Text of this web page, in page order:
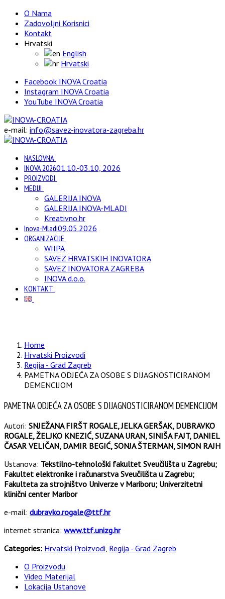
O Nama
Zadovoljni Korisnici
Kontakt
Hrvatski
English
Hrvatski
Facebook INOVA Croatia
Instagram INOVA Croatia
YouTube INOVA Croatia
e-mail: info@savez-inovatora-zagreba.hr
NASLOVNA
INOVA 202601.10.-03.10, 2026
PROIZVODI
MEDIJI
GALERIJA INOVA
GALERIJA INOVA-MLADI
Kreativno.hr
Inova-Mladi09.05.2026
ORGANIZACIJE
WIIPA
SAVEZ HRVATSKIH INOVATORA
SAVEZ INOVATORA ZAGREBA
INOVA d.o.o.
KONTAKT
Home
Hrvatski Proizvodi
Regija - Grad Zagreb
PAMETNA ODJEĆA ZA OSOBE S DIJAGNOSTICIRANOM
DEMENCIJOM
PAMETNA ODJEĆA ZA OSOBE S DIJAGNOSTICIRANOM DEMENCIJOM
Autori: SNJEŽANA FIRŠT ROGALE, JELKA GERŠAK, DUBRAVKO
ROGALE, ŽELJKO KNEZIĆ, SUZANA URAN, SINIŠA FAJT, DANIEL
ČASAR VELIČAN, DAMIR BEGIĆ, SONJA ŠTERMAN, SIMON RAJH
Ustanova: Tekstilno-tehnološki fakultet Sveučilišta u Zagrebu;
Fakultet elektronike i računarstva Sveučilišta u Zagrebu;
Fakulteta za strojništvo Univerze v Mariboru; Univerzitetni
klinični center Maribor
e-mail: dubravko.rogale@ttf.hr
internet stranica: www.ttf.unizg.hr
Categories: Hrvatski Proizvodi, Regija - Grad Zagreb
O Proizvodu
Video Materijal
Lokacija Ustanove